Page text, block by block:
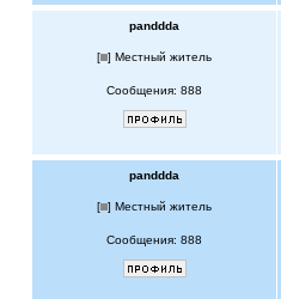
panddda
[ ] Местный житель
Сообщения: 888
panddda
[ ] Местный житель
Сообщения: 888